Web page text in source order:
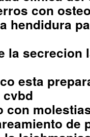
con
hendidura
la secrecion
esta
cvbd
con
de